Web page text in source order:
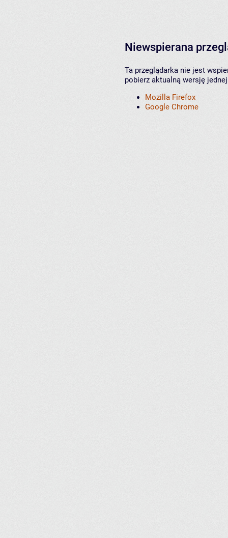
Niewspierana
Ta przeglądarka nie jest
pobierz aktualną wersję
Mozilla Firefox
Google Chrome